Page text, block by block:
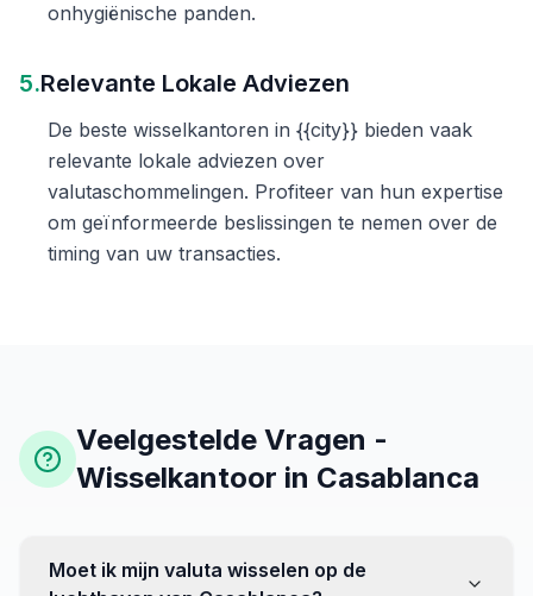
onhygiënische panden.
5.Relevante Lokale Adviezen
De beste wisselkantoren in {{city}} bieden vaak
relevante lokale adviezen over
valutaschommelingen. Profiteer van hun expertise
om geïnformeerde beslissingen te nemen over de
timing van uw transacties.
Veelgestelde Vragen -
Wisselkantoor in Casablanca
Moet ik mijn valuta wisselen op de